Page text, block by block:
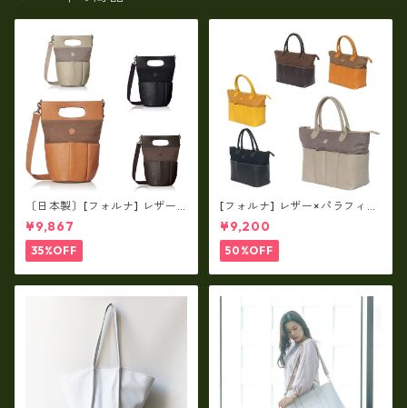
〔日本製〕[フォルナ] レザー×
パラフィン筒型2way シュリン
クレザー×79Aパラフィン fo
-259630
¥9,867
35%OFF
[フォルナ] レザー×パラフィン
筒型2way シュリンクレザー×
79Aパラフィン トートL fo-2
59632
¥9,200
50%OFF